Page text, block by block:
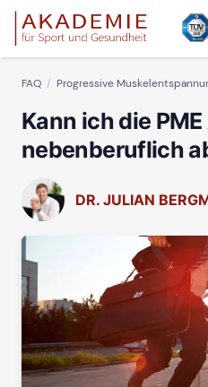
FAQ Progressive
Kann ich die
nebenberuflich
DR. JULIAN